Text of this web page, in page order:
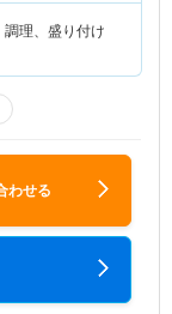
調理、盛り付け
わせる